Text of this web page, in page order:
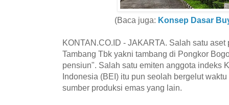
(Baca juga: Konsep Dasar
KONTAN.CO.ID - JAKARTA. Salah satu
Tambang Tbk yakni tambang di Pongkor
pensiun". Salah satu emiten anggota indeks
Indonesia (BEI) itu pun seolah bergelut
sumber produksi emas yang lain.